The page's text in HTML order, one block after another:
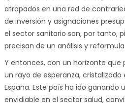
atrapados en una red de
de inversión y asignaciones
el sector sanitario son, por tanto,
precisan de un análisis y
Y entonces, con un horizonte que
un rayo de esperanza, cristalizado
España. Este país ha ido ganando
envidiable en el sector salud,